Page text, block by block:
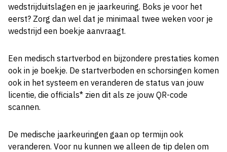
wedstrijduitslagen en je jaarkeuring. Boks je voor het
eerst? Zorg dan wel dat je minimaal twee weken voor je
wedstrijd een boekje aanvraagt.
Een medisch startverbod en bijzondere prestaties komen
ook in je boekje. De startverboden en schorsingen komen
ook in het systeem en veranderen de status van jouw
licentie, die officials* zien dit als ze jouw QR-code
scannen.
De medische jaarkeuringen gaan op termijn ook
veranderen. Voor nu kunnen we alleen de tip delen om